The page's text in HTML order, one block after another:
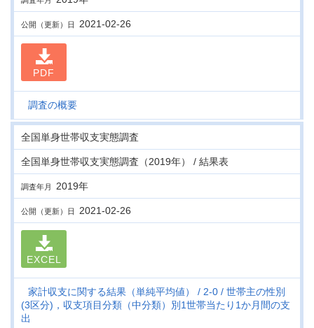
公開（更新）日 2021-02-26
PDF
調査の概要
全国単身世帯収支実態調査
全国単身世帯収支実態調査（2019年） / 結果表
調査年月 2019年
公開（更新）日 2021-02-26
EXCEL
家計収支に関する結果（単純平均値） 2-0
世帯主の性別
(3区分)，収支項目分類（中分類）別1世帯当たり1か月間の支
出